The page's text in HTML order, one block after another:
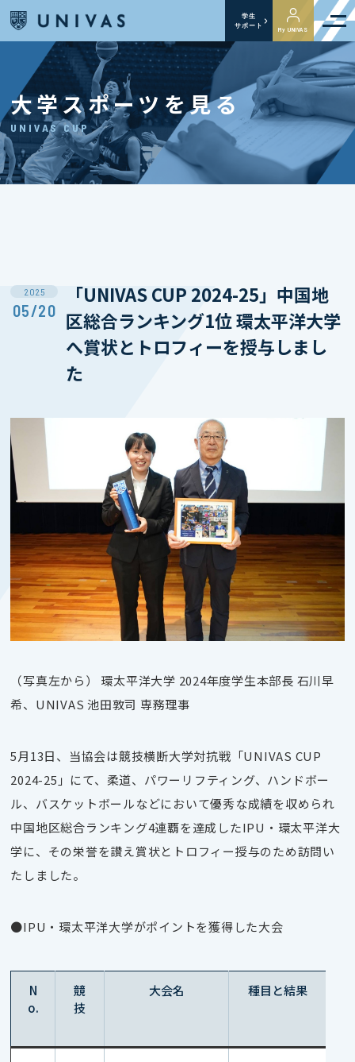
学生
サポート
My UNIVAS
大学スポーツを見る
UNIVAS CUP
2025
05/20
「UNIVAS CUP 2024-25」中国地
区総合ランキング1位 環太平洋大学
へ賞状とトロフィーを授与しまし
た
（写真左から） 環太平洋大学 2024年度学生本部長 石川早
希、UNIVAS 池田敦司 専務理事
5月13日、当協会は競技横断大学対抗戦「UNIVAS CUP
2024-25」にて、柔道、パワーリフティング、ハンドボー
ル、バスケットボールなどにおいて優秀な成績を収められ
中国地区総合ランキング4連覇を達成したIPU・環太平洋大
学に、その栄誉を讃え賞状とトロフィー授与のため訪問い
たしました。
●IPU・環太平洋大学がポイントを獲得した大会
N
o.
競
技
大会名 種目と結果